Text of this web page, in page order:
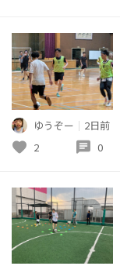
ゆうぞー ｜ 2日前
favorite 2 chat 0